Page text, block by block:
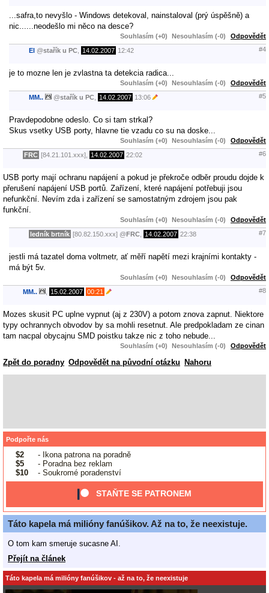
...safra,to nevyšlo - Windows detekoval, nainstaloval (prý úspěšně) a
nic......neodešlo mi něco na desce?
Souhlasím (+0) Nesouhlasím (-0) Odpovědět
El @stařík u PC 14.02.2007 12:42 #4
je to mozne len je zvlastna ta detekcia radica...
Souhlasím (+0) Nesouhlasím (-0) Odpovědět
MM.. @stařík u PC 14.02.2007 13:06 #5
Pravdepodobne odeslo. Co si tam strkal?
Skus vsetky USB porty, hlavne tie vzadu co su na doske...
Souhlasím (+0) Nesouhlasím (-0) Odpovědět
FRC [84.21.101.xxx], 14.02.2007 22:02 #6
USB porty mají ochranu napájení a pokud je překroče odběr proudu dojde k
přerušení napájení USB portů. Zařízení, které napájení potřebuji jsou
nefunkční. Nevím zda i zařízení se samostatným zdrojem jsou pak
funkční.
Souhlasím (+0) Nesouhlasím (-0) Odpovědět
ledník brtník [80.82.150.xxx] @FRC 14.02.2007 22:38 #7
jestli má tazatel doma voltmetr, ať měří napětí mezi krajními kontakty -
má být 5v.
Souhlasím (+0) Nesouhlasím (-0) Odpovědět
MM.. 15.02.2007 00:21 #8
Mozes skusit PC uplne vypnut (aj z 230V) a potom znova zapnut. Niektore
typy ochrannych obvodov by sa mohli resetnut. Ale predpokladam ze cinan
tam nacpal obycajnu SMD poistku takze nic z toho nebude...
Souhlasím (+0) Nesouhlasím (-0) Odpovědět
Zpět do poradny Odpovědět na původní otázku Nahoru
Podpořte nás
$2
- Ikona patrona na poradně
$5
- Poradna bez reklam
$10
- Soukromé poradenství
STAŇTE SE PATRONEM
Táto kapela má milióny fanúšikov. Až na to, že neexistuje.
O tom kam smeruje sucasne AI.
Přejít na článek
Táto kapela má milióny fanúšikov - až na to, že neexistuje